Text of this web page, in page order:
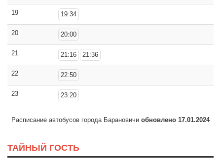
19 19:34
20 20:00
21 21:16 21:36
22 22:50
23 23:20
Расписание автобусов города Барановичи обновлено 17.01.2024
ТАЙНЫЙ ГОСТЬ